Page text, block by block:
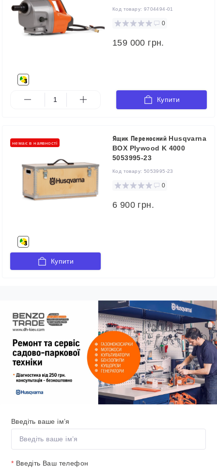
Код товару: 9704494-01
0
159 000 грн.
Купити
немає в наявності
Ящик Переносний Husqvarna
BOX Plywood K 4000
5053995-23
Код товару: 5053995-23
0
6 900 грн.
Купити
Введіть ваше ім’я
* Введіть Ваш телефон